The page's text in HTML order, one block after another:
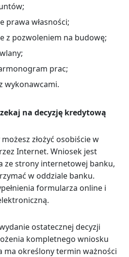
prawa własności;
z pozwoleniem na budowę;
prac;
wykonawcami.
na decyzję kredytową
złożyć osobiście w
Internet. Wniosek jest
ze strony internetowej banku,
w oddziale banku.
formularza online i
ostatecznej decyzji
kompletnego wniosku
ma określony termin ważności